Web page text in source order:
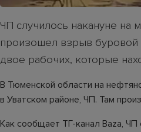
ЧП случилось накануне на
произошел взрыв буровой
двое рабочих, которые
В Тюменской области на
в Уватском районе, ЧП. Там
Как сообщает ТГ-канал Baza,